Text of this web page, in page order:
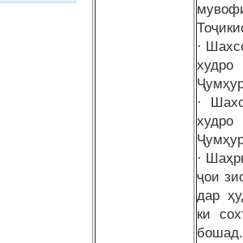
·
·
·
ҷои
дар
ки